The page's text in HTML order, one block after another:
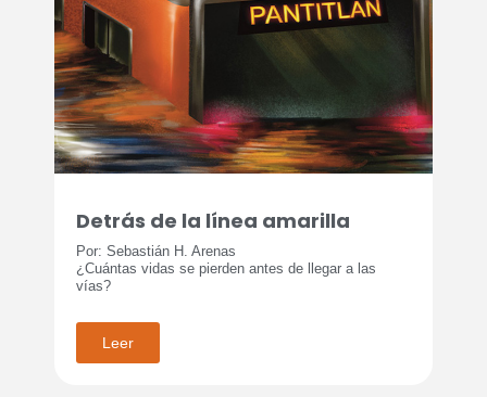
Detrás de la línea amarilla
Por: Sebastián H. Arenas
¿Cuántas vidas se pierden antes de llegar a las
vías?
Leer